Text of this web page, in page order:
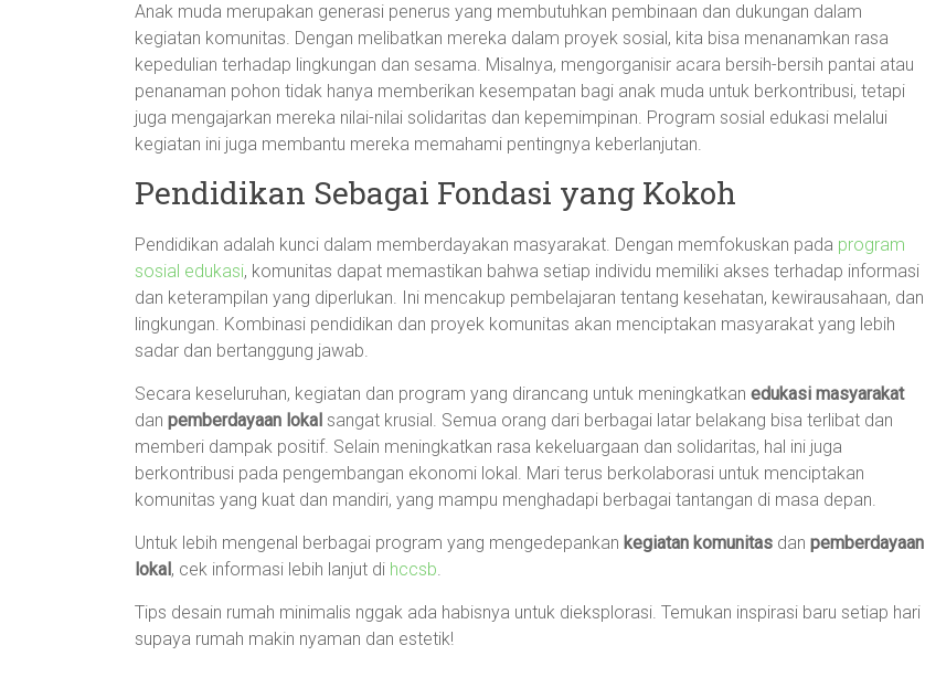
Anak muda merupakan generasi penerus yang membutuhkan pembinaan dan dukungan dalam
kegiatan komunitas. Dengan melibatkan mereka dalam proyek sosial, kita bisa menanamkan rasa
kepedulian terhadap lingkungan dan sesama. Misalnya, mengorganisir acara bersih-bersih pantai atau
penanaman pohon tidak hanya memberikan kesempatan bagi anak muda untuk berkontribusi, tetapi
juga mengajarkan mereka nilai-nilai solidaritas dan kepemimpinan. Program sosial edukasi melalui
kegiatan ini juga membantu mereka memahami pentingnya keberlanjutan.
Pendidikan Sebagai Fondasi yang Kokoh
Pendidikan adalah kunci dalam memberdayakan masyarakat. Dengan memfokuskan pada program
sosial edukasi, komunitas dapat memastikan bahwa setiap individu memiliki akses terhadap informasi
dan keterampilan yang diperlukan. Ini mencakup pembelajaran tentang kesehatan, kewirausahaan, dan
lingkungan. Kombinasi pendidikan dan proyek komunitas akan menciptakan masyarakat yang lebih
sadar dan bertanggung jawab.
Secara keseluruhan, kegiatan dan program yang dirancang untuk meningkatkan edukasi masyarakat
dan pemberdayaan lokal sangat krusial. Semua orang dari berbagai latar belakang bisa terlibat dan
memberi dampak positif. Selain meningkatkan rasa kekeluargaan dan solidaritas, hal ini juga
berkontribusi pada pengembangan ekonomi lokal. Mari terus berkolaborasi untuk menciptakan
komunitas yang kuat dan mandiri, yang mampu menghadapi berbagai tantangan di masa depan.
Untuk lebih mengenal berbagai program yang mengedepankan kegiatan komunitas dan pemberdayaan
lokal, cek informasi lebih lanjut di hccsb.
Tips desain rumah minimalis nggak ada habisnya untuk dieksplorasi. Temukan inspirasi baru setiap hari
supaya rumah makin nyaman dan estetik!